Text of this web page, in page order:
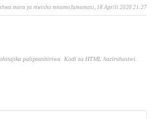
mara ya mwisho mnamoJumamosi, 18 Aprili 2020 21:27
palipoashiriwa. Kodi za HTML haziruhusiwi.